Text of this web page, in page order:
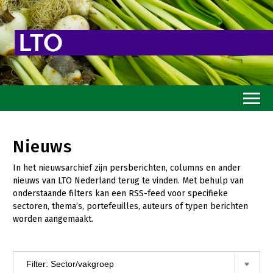
Toekomstvisie
Goed eten
Mooi groen
Sterk ondernemerschap
Nieuws
In het nieuwsarchief zijn persberichten, columns en ander
nieuws van LTO Nederland terug te vinden. Met behulp van
onderstaande filters kan een RSS-feed voor specifieke
sectoren, thema’s, portefeuilles, auteurs of typen berichten
worden aangemaakt.